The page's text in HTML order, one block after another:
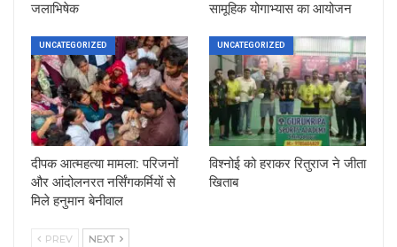
जलाभिषेक
सामूहिक योगाभ्यास का आयोजन
UNCATEGORIZED
दीपक आत्महत्या मामला: परिजनों
और आंदोलनरत नर्सिंगकर्मियों से
मिले हनुमान बेनीवाल
UNCATEGORIZED
विश्नोई को हराकर रितुराज ने जीता
खिताब
PREV NEXT